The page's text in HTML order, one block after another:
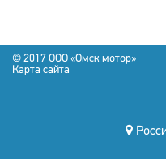
© 2017 OOO «Омск мотор»
Карта сайта